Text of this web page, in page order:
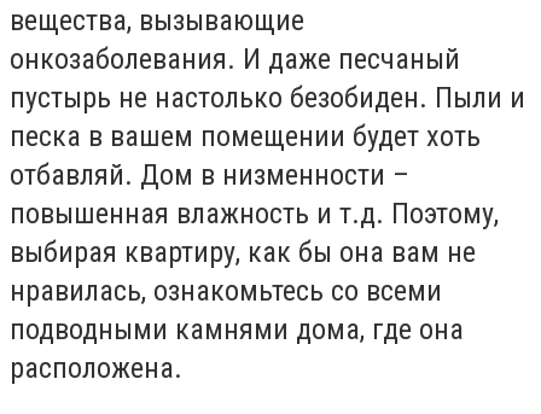
вещества, вызывающие
онкозаболевания. И даже песчаный
пустырь не настолько безобиден. Пыли и
песка в вашем помещении будет хоть
отбавляй. Дом в низменности –
повышенная влажность и т.д. Поэтому,
выбирая квартиру, как бы она вам не
нравилась, ознакомьтесь со всеми
подводными камнями дома, где она
расположена.